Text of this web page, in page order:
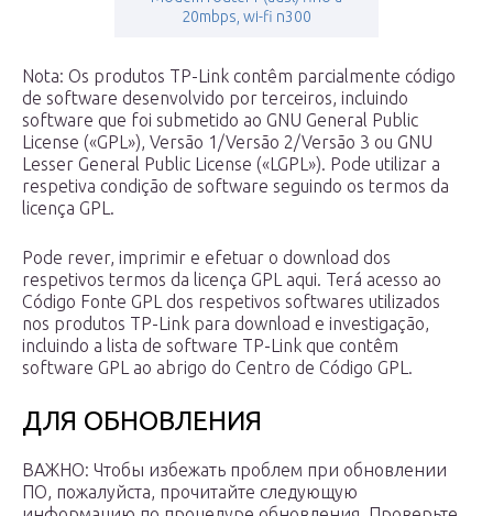
20mbps, wi-fi n300
Nota: Os produtos TP-Link contêm parcialmente código
de software desenvolvido por terceiros, incluindo
software que foi submetido ao GNU General Public
License («GPL»), Versão 1/Versão 2/Versão 3 ou GNU
Lesser General Public License («LGPL»). Pode utilizar a
respetiva condição de software seguindo os termos da
licença GPL.
Pode rever, imprimir e efetuar o download dos
respetivos termos da licença GPL aqui. Terá acesso ao
Código Fonte GPL dos respetivos softwares utilizados
nos produtos TP-Link para download e investigação,
incluindo a lista de software TP-Link que contêm
software GPL ao abrigo do Centro de Código GPL.
ДЛЯ ОБНОВЛЕНИЯ
ВАЖНО: Чтобы избежать проблем при обновлении
ПО, пожалуйста, прочитайте следующую